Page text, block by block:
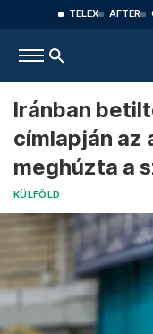
TELEX AFTER
Iránban
címlapján az
meghúzta a
KÜLFÖLD